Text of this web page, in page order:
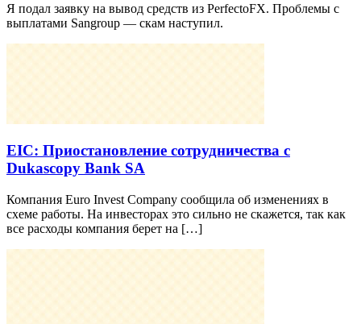
Я подал заявку на вывод средств из PerfectoFX. Проблемы с
выплатами Sangroup — скам наступил.
EIC: Приостановление сотрудничества с
Dukascopy Bank SA
Компания Euro Invest Company сообщила об изменениях в
схеме работы. На инвесторах это сильно не скажется, так как
все расходы компания берет на […]